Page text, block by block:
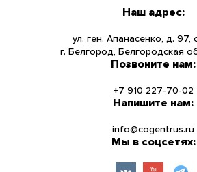
НОВОСТИ
УСЛУГИ
ИНФОРМАЦИЯ
Наш адрес:
ул. ген. Апанасенко, д. 97,
г. Белгород, Белгородская
Позвоните нам:
+7 910 227-70-02
Напишите нам:
info@cogentrus.ru
Мы в соцсетях: